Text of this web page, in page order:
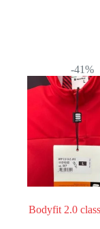
-41%
Bodyfit 2.0